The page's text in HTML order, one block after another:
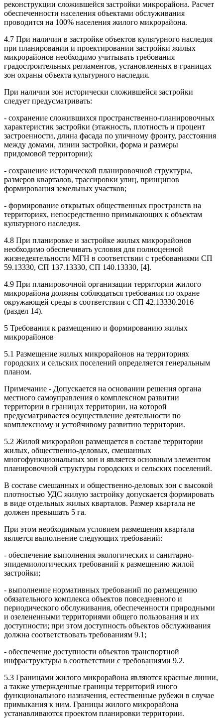
реконструкции сложившейся застройки микрорайона. Расчет
обеспеченности населения объектами обслуживания
проводится на 100% населения жилого микрорайона.
4.7 При наличии в застройке объектов культурного наследия
при планировании и проектировании застройки жилых
микрорайонов необходимо учитывать требования
градостроительных регламентов, установленных в границах
зон охраны объекта культурного наследия.
При наличии зон исторически сложившейся застройки
следует предусматривать:
- сохранение сложившихся пространственно-планировочных
характеристик застройки (этажность, плотность и процент
застроенности, длина фасада по уличному фронту, расстояния
между домами, линии застройки, форма и размеры
придомовой территории);
- сохранение исторической планировочной структуры,
размеров кварталов, трассировки улиц, принципов
формирования земельных участков;
- формирование открытых общественных пространств на
территориях, непосредственно примыкающих к объектам
культурного наследия.
4.8 При планировке и застройке жилых микрорайонов
необходимо обеспечивать условия для полноценной
жизнедеятельности МГН в соответствии с требованиями СП
59.13330, СП 137.13330, СП 140.13330, [4].
4.9 При планировочной организации территории жилого
микрорайона должны соблюдаться требования по охране
окружающей среды в соответствии с СП 42.13330.2016
(раздел 14).
5 Требования к размещению и формированию жилых
микрорайонов
5.1 Размещение жилых микрорайонов на территориях
городских и сельских поселений определяется генеральным
планом.
Примечание - Допускается на основании решения органа
местного самоуправления о комплексном развитии
территории в границах территории, на которой
предусматривается осуществление деятельности по
комплексному и устойчивому развитию территории.
5.2 Жилой микрорайон размещается в составе территории
жилых, общественно-деловых, смешанных
многофункциональных зон и является основным элементом
планировочной структуры городских и сельских поселений.
В составе смешанных и общественно-деловых зон с высокой
плотностью УДС жилую застройку допускается формировать
в виде отдельных жилых кварталов. Размер квартала не
должен превышать 5 га.
При этом необходимым условием размещения квартала
является выполнение следующих требований:
- обеспечение выполнения экологических и санитарно-
эпидемиологических требований к размещению жилой
застройки;
- выполнение нормативных требований по размещению
обязательного комплекса объектов повседневного и
периодического обслуживания, обеспеченности природными
и озелененными территориями общего пользования и их
доступности; при этом доступность объектов обслуживания
должна соответствовать требованиям 9.1;
- обеспечение доступности объектов транспортной
инфраструктуры в соответствии с требованиями 9.2.
5.3 Границами жилого микрорайона являются красные линии,
а также утвержденные границы территорий иного
функционального назначения, естественные рубежи в случае
примыкания к ним. Границы жилого микрорайона
устанавливаются проектом планировки территории.